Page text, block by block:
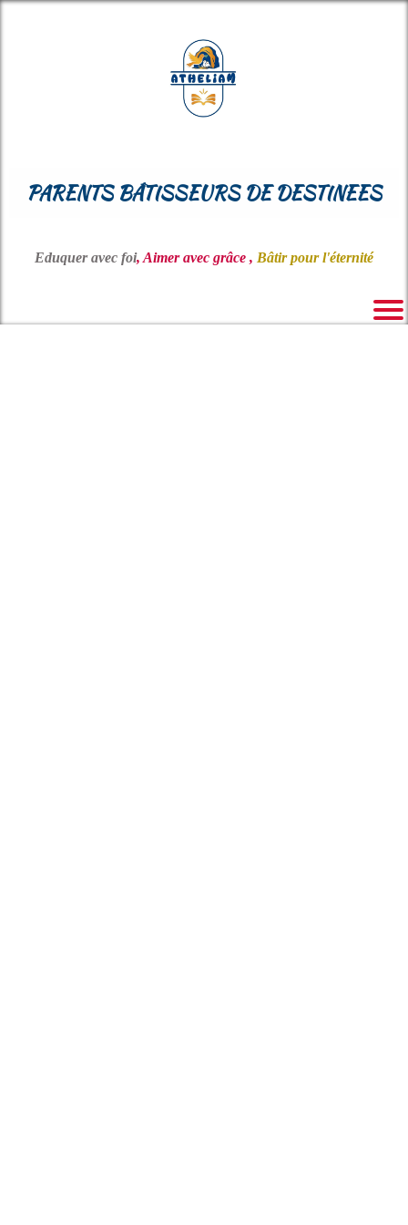
PARENTS BÂTISSEURS DE DESTINEES
Eduquer avec foi, Aimer avec grâce , Bâtir pour l'éternité